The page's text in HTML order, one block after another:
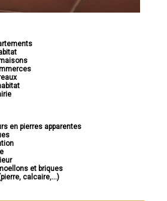
en pierres apparentes
et briques
calcaire,...)